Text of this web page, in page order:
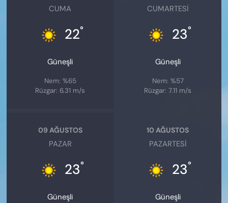
CUMA
22°
Güneşli
Nem: %65
Rüzgar: 6.31 m/s
CUMARTESI
23°
Güneşli
Nem: %57
Rüzgar: 7.11 m/s
09 AĞUSTOS
PAZAR
23°
Güneşli
10 AĞUSTOS
PAZARTESI
23°
Güneşli